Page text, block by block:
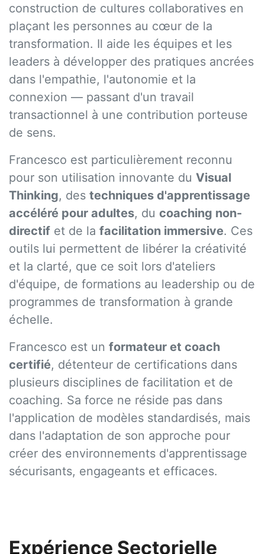
construction de cultures collaboratives en
plaçant les personnes au cœur de la
transformation. Il aide les équipes et les
leaders à développer des pratiques ancrées
dans l'empathie, l'autonomie et la
connexion — passant d'un travail
transactionnel à une contribution porteuse
de sens.
Francesco est particulièrement reconnu
pour son utilisation innovante du Visual
Thinking, des techniques d'apprentissage
accéléré pour adultes, du coaching non-
directif et de la facilitation immersive. Ces
outils lui permettent de libérer la créativité
et la clarté, que ce soit lors d'ateliers
d'équipe, de formations au leadership ou de
programmes de transformation à grande
échelle.
Francesco est un formateur et coach
certifié, détenteur de certifications dans
plusieurs disciplines de facilitation et de
coaching. Sa force ne réside pas dans
l'application de modèles standardisés, mais
dans l'adaptation de son approche pour
créer des environnements d'apprentissage
sécurisants, engageants et efficaces.
Expérience Sectorielle